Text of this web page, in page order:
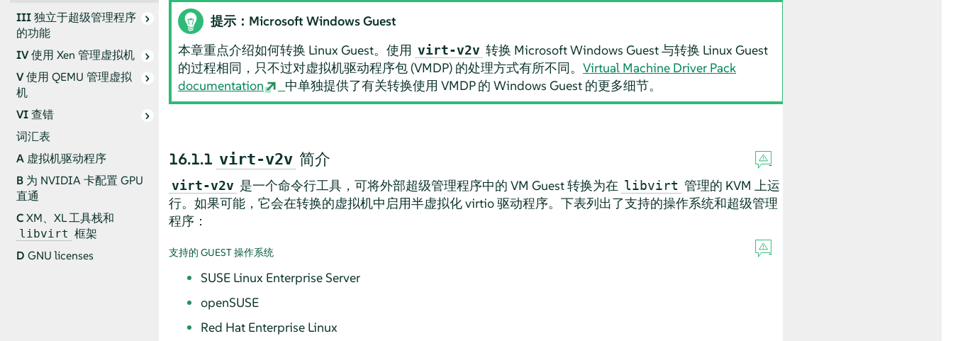
III独立于超级管理程序
的功能
IV使用 Xen 管理虚拟机
V使用 QEMU 管理虚拟
机
VI查错
词汇表
A 虚拟机驱动程序
B 为 NVIDIA 卡配置 GPU
直通
CXM、XL 工具栈和
libvirt 框架
D GNU licenses
提示：Microsoft Windows Guest
本章重点介绍如何转换 Linux Guest。使用 virt-v2v 转换 Microsoft Windows Guest 与转换 Linux Guest
的过程相同，只不过对虚拟机驱动程序包 (VMDP) 的处理方式有所不同。Virtual Machine Driver Pack
documentation
中单独提供了有关转换使用 VMDP 的 Windows Guest 的更多细节。
16.1.1 virt-v2v 简介
virt-v2v 是一个命令行工具，可将外部超级管理程序中的 VM Guest 转换为在 libvirt 管理的 KVM 上运
行。如果可能，它会在转换的虚拟机中启用半虚拟化 virtio 驱动程序。下表列出了支持的操作系统和超级管理
程序：
支持的 GUEST 操作系统
SUSE Linux Enterprise Server
openSUSE
Red Hat Enterprise Linux